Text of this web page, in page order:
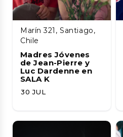
Marín 321, Santiago,
Chile
Madres Jóvenes
de Jean-Pierre y
Luc Dardenne en
SALA K
30 JUL